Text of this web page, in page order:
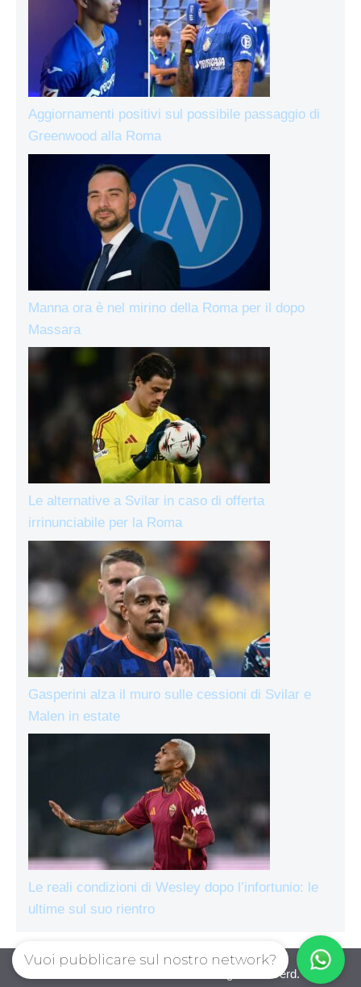
Aggiornamenti positivi sul possibile passaggio di
Greenwood alla Roma
Manna ora è nel mirino della Roma per il dopo
Massara
Le alternative a Svilar in caso di offerta
irrinunciabile per la Roma
Gasperini alza il muro sulle cessioni di Svilar e
Malen in estate
Le reali condizioni di Wesley dopo l’infortunio: le
ultime sul suo rientro
AsRomaLive.com © 2026. All right reserverd.
Vuoi pubblicare sul nostro network?